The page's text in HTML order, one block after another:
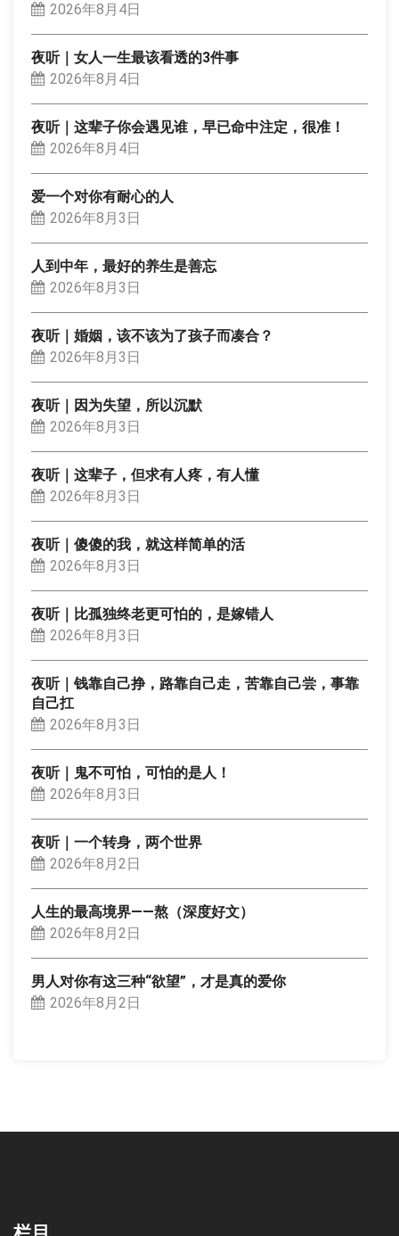
2026年8月4日
夜听｜女人一生最该看透的3件事
2026年8月4日
夜听｜这辈子你会遇见谁，早已命中注定，很准！
2026年8月4日
爱一个对你有耐心的人
2026年8月3日
人到中年，最好的养生是善忘
2026年8月3日
夜听｜婚姻，该不该为了孩子而凑合？
2026年8月3日
夜听｜因为失望，所以沉默
2026年8月3日
夜听｜这辈子，但求有人疼，有人懂
2026年8月3日
夜听｜傻傻的我，就这样简单的活
2026年8月3日
夜听｜比孤独终老更可怕的，是嫁错人
2026年8月3日
夜听｜钱靠自己挣，路靠自己走，苦靠自己尝，事靠
自己扛
2026年8月3日
夜听｜鬼不可怕，可怕的是人！
2026年8月3日
夜听｜一个转身，两个世界
2026年8月2日
人生的最高境界——熬（深度好文）
2026年8月2日
男人对你有这三种“欲望”，才是真的爱你
2026年8月2日